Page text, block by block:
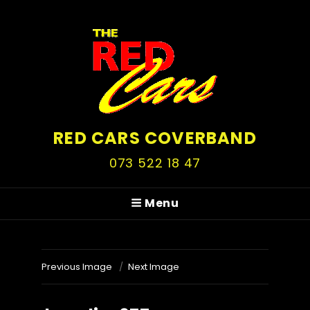
RED CARS COVERBAND
073 522 18 47
Menu
Previous Image Next Image